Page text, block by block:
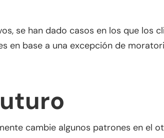
se han dado casos en los que los
en base a una excepción de
cambie algunos patrones en el